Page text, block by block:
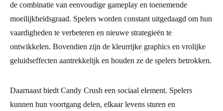
de combinatie van eenvoudige gameplay en toenemende
moeilijkheidsgraad. Spelers worden constant uitgedaagd om hun
vaardigheden te verbeteren en nieuwe strategieën te
ontwikkelen. Bovendien zijn de kleurrijke graphics en vrolijke
geluidseffecten aantrekkelijk en houden ze de spelers betrokken.
Daarnaast biedt Candy Crush een sociaal element. Spelers
kunnen hun voortgang delen, elkaar levens sturen en